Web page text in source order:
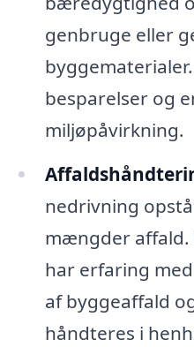
genbruge eller
besparelser og
miljøpåvirkning.
nedrivning
mængder affald.
har erfaring
af byggeaffald
håndteres i